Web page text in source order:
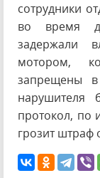
сотрудники
во время
задержали
мотором,
запрещены
нарушителя
протокол, по
грозит штраф